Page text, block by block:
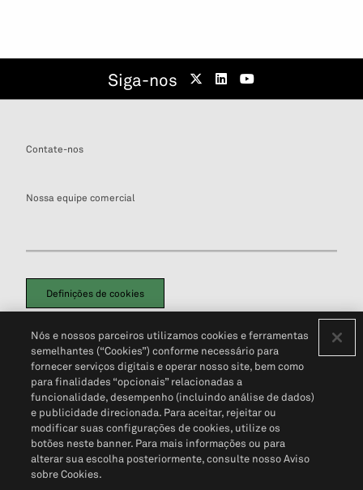
Siga-nos
Contate-nos
Nossa equipe comercial
Definições de cookies
Política de PrivacidadePortal de privacidade do cliente (em inglês)
Não Venda Minhas Informações Pessoais© 2026 S&P Global
Nós e nossos parceiros utilizamos cookies e ferramentas
semelhantes (“Cookies”) conforme necessário para
fornecer serviços digitais e operar nosso site, bem como
para finalidades “opcionais” relacionadas a
funcionalidade, desempenho (incluindo análise de dados)
e publicidade direcionada. Para aceitar, rejeitar ou
modificar suas configurações de cookies, utilize os
botões neste banner. Para mais informações ou para
alterar sua escolha posteriormente, consulte nosso Aviso
sobre Cookies.